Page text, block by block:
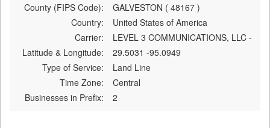
County (FIPS Code):
GALVESTON ( 48167 )
Country:
United States of America
Carrier:
LEVEL 3 COMMUNICATIONS, LLC -
Latitude & Longitude:
29.5031 -95.0949
Type of Service:
Land Line
Time Zone:
Central
Businesses in Prefix:
2